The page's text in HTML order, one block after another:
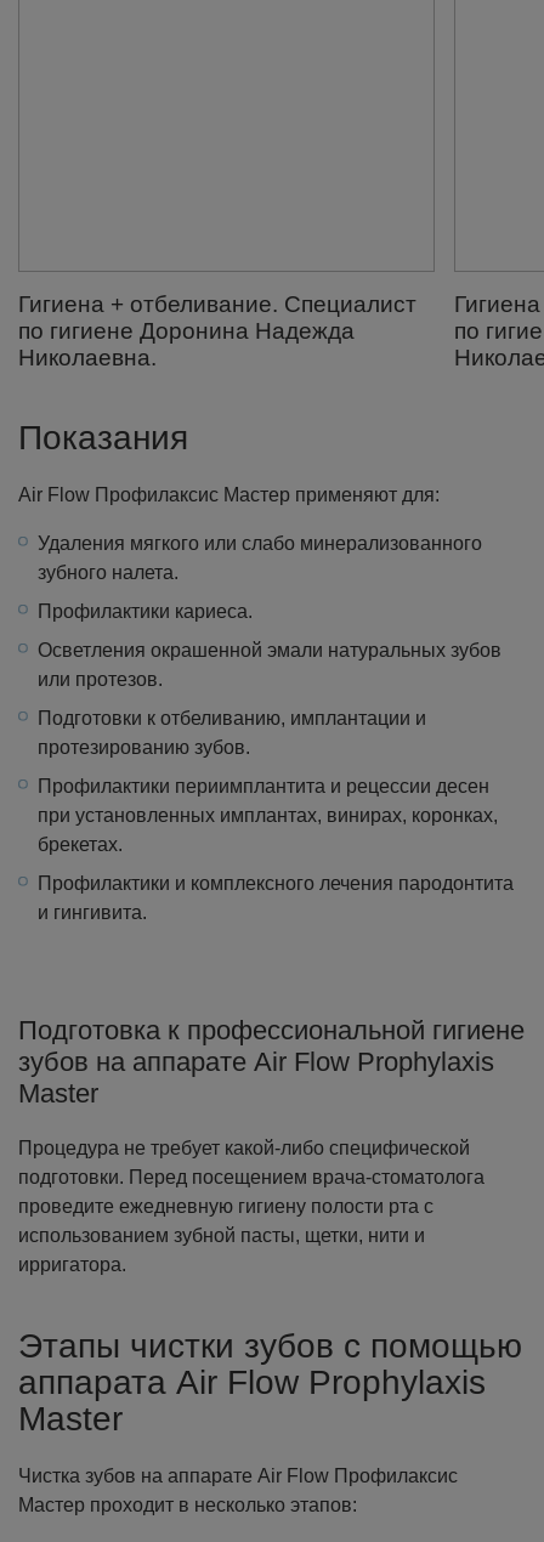
Гигиена + отбеливание. Специалист
по гигиене Доронина Надежда
Николаевна.
по
Показания
Air Flow Профилаксис Мастер применяют для:
Удаления мягкого или слабо минерализованного
зубного налета.
Профилактики кариеса.
Осветления окрашенной эмали натуральных зубов
или протезов.
Подготовки к отбеливанию, имплантации и
протезированию зубов.
Профилактики периимплантита и рецессии десен
при установленных имплантах, винирах, коронках,
брекетах.
Профилактики и комплексного лечения пародонтита
и гингивита.
Подготовка к профессиональной гигиене
зубов на аппарате Air Flow Prophylaxis
Master
Процедура не требует какой-либо специфической
подготовки. Перед посещением врача-стоматолога
проведите ежедневную гигиену полости рта с
использованием зубной пасты, щетки, нити и
ирригатора.
Этапы чистки зубов с помощью
аппарата Air Flow Prophylaxis
Master
Чистка зубов на аппарате Air Flow Профилаксис
Мастер проходит в несколько этапов: